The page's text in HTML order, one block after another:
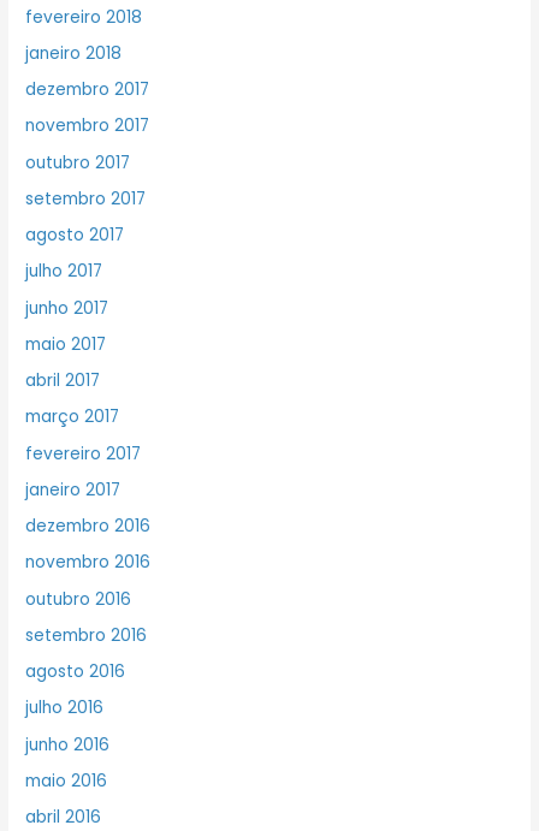
fevereiro 2018
janeiro 2018
dezembro 2017
novembro 2017
outubro 2017
setembro 2017
agosto 2017
julho 2017
junho 2017
maio 2017
abril 2017
março 2017
fevereiro 2017
janeiro 2017
dezembro 2016
novembro 2016
outubro 2016
setembro 2016
agosto 2016
julho 2016
junho 2016
maio 2016
abril 2016